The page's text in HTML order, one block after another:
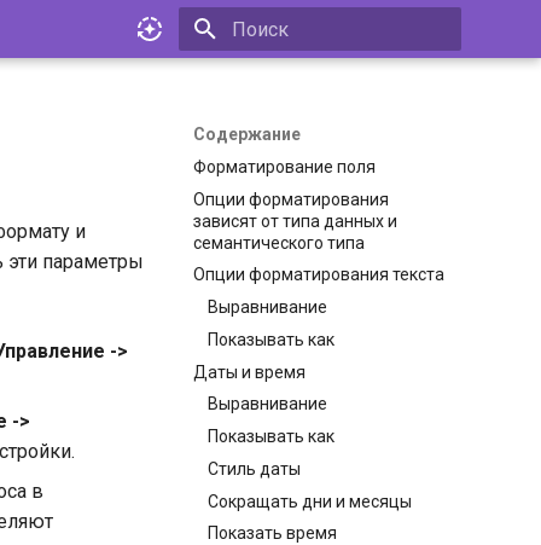
Содержание
Форматирование поля
Опции форматирования
зависят от типа данных и
семантического типа
Опции форматирования текста
Выравнивание
Показывать как
Даты и время
Выравнивание
Показывать как
Стиль даты
Сокращать дни и месяцы
Показать время
и
эти параметры
->
->
в